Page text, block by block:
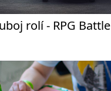
rolí - RPG Battle